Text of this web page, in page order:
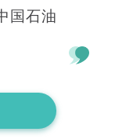
国石油